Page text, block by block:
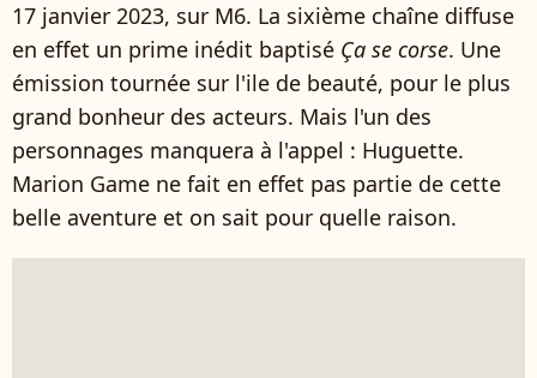
17 janvier 2023, sur M6. La sixième chaîne diffuse
en effet un prime inédit baptisé Ça se corse. Une
émission tournée sur l'ile de beauté, pour le plus
grand bonheur des acteurs. Mais l'un des
personnages manquera à l'appel : Huguette.
Marion Game ne fait en effet pas partie de cette
belle aventure et on sait pour quelle raison.